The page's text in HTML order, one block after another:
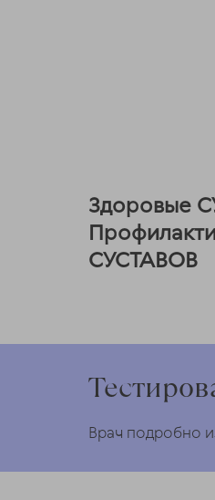
Здоровые
СУСТАВОВ
Врач подробно